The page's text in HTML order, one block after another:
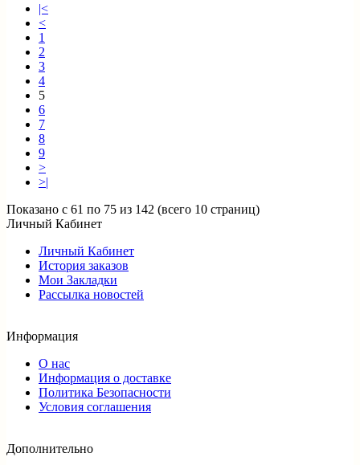
|<
<
1
2
3
4
5
6
7
8
9
>
>|
Показано с 61 по 75 из 142 (всего 10 страниц)
Личный Кабинет
Личный Кабинет
История заказов
Мои Закладки
Рассылка новостей
Информация
О нас
Информация о доставке
Политика Безопасности
Условия соглашения
Дополнительно